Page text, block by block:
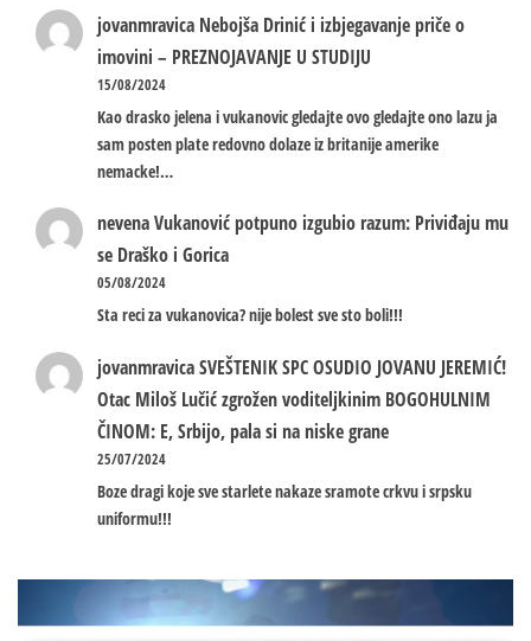
jovanmravica Nebojša Drinić i izbjegavanje priče o
imovini – PREZNOJAVANJE U STUDIJU
15/08/2024
Kao drasko jelena i vukanovic gledajte ovo gledajte ono lazu ja
sam posten plate redovno dolaze iz britanije amerike
nemacke!…
nevenaVukanović potpuno izgubio razum: Priviđaju mu
se Draško i Gorica
05/08/2024
Sta reci za vukanovica? nije bolest sve sto boli!!!
jovanmravicaSVEŠTENIK SPC OSUDIO JOVANU JEREMIĆ!
Otac Miloš Lučić zgrožen voditeljkinim BOGOHULNIM
ČINOM: E, Srbijo, pala si na niske grane
25/07/2024
Boze dragi koje sve starlete nakaze sramote crkvu i srpsku
uniformu!!!